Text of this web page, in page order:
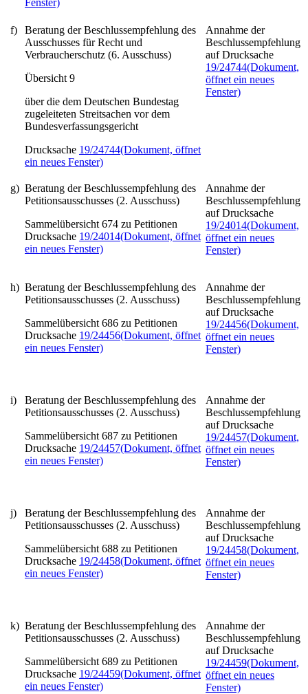
f)
Beratung der Beschlussempfehlung des
Ausschusses für Recht und
Verbraucherschutz (6. Ausschuss)
Übersicht 9
über die dem Deutschen Bundestag
zugeleiteten Streitsachen vor dem
Bundesverfassungsgericht
Drucksache 19/24744(Dokument, öffnet
ein neues Fenster)
Annahme der
Beschlussempfehlung
auf Drucksache
19/24744(Dokument,
öffnet ein neues
Fenster)
g) Beratung der Beschlussempfehlung des
Petitionsausschusses (2. Ausschuss)
Sammelübersicht 674 zu Petitionen
Drucksache 19/24014(Dokument, öffnet
ein neues Fenster)
Annahme der
Beschlussempfehlung
auf Drucksache
19/24014(Dokument,
öffnet ein neues
Fenster)
h) Beratung der Beschlussempfehlung des
Petitionsausschusses (2. Ausschuss)
Sammelübersicht 686 zu Petitionen
Drucksache 19/24456(Dokument, öffnet
ein neues Fenster)
Annahme der
Beschlussempfehlung
auf Drucksache
19/24456(Dokument,
öffnet ein neues
Fenster)
i)
Beratung der Beschlussempfehlung des
Petitionsausschusses (2. Ausschuss)
Sammelübersicht 687 zu Petitionen
Drucksache 19/24457(Dokument, öffnet
ein neues Fenster)
Annahme der
Beschlussempfehlung
auf Drucksache
19/24457(Dokument,
öffnet ein neues
Fenster)
j)
Beratung der Beschlussempfehlung des
Petitionsausschusses (2. Ausschuss)
Sammelübersicht 688 zu Petitionen
Drucksache 19/24458(Dokument, öffnet
ein neues Fenster)
Annahme der
Beschlussempfehlung
auf Drucksache
19/24458(Dokument,
öffnet ein neues
Fenster)
k) Beratung der Beschlussempfehlung des
Petitionsausschusses (2. Ausschuss)
Sammelübersicht 689 zu Petitionen
Drucksache 19/24459(Dokument, öffnet
ein neues Fenster)
Annahme der
Beschlussempfehlung
auf Drucksache
19/24459(Dokument,
öffnet ein neues
Fenster)